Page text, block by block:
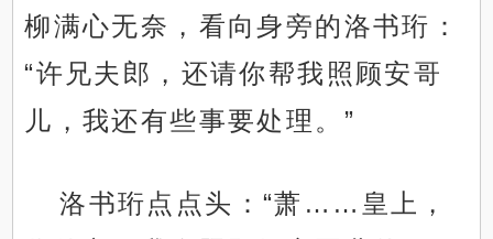
柳满心无奈，看向身旁的洛书珩：
“许兄夫郎，还请你帮我照顾安哥
儿，我还有些事要处理。”
洛书珩点点头：“萧……皇上，